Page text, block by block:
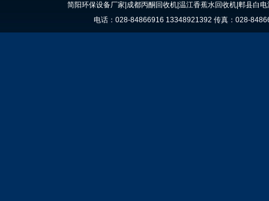
简阳环保设备厂家|成都丙酮回收机|温江香蕉水回收机|郫县白
电话：028-84866916 13348921392 传真：028-